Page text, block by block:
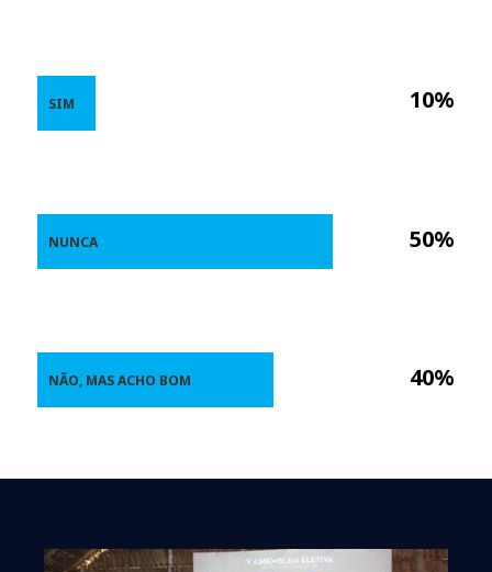
10%
50%
40%
SIM
NUNCA
NÃO, MAS ACHO BOM